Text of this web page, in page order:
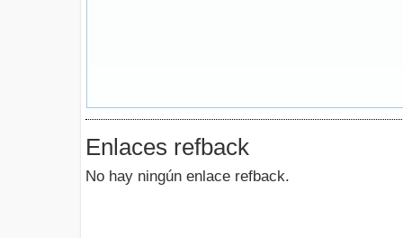
Enlaces refback
No hay ningún enlace refback.